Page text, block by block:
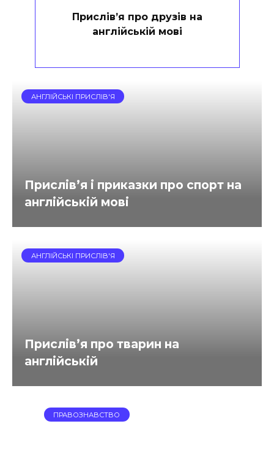
Прислів’я про друзів на
англійській мові
АНГЛІЙСЬКІ ПРИСЛІВ'Я
Прислів’я і приказки про спорт на
англійській мові
АНГЛІЙСЬКІ ПРИСЛІВ'Я
Прислів’я про тварин на
англійській
ПРАВОЗНАВСТВО